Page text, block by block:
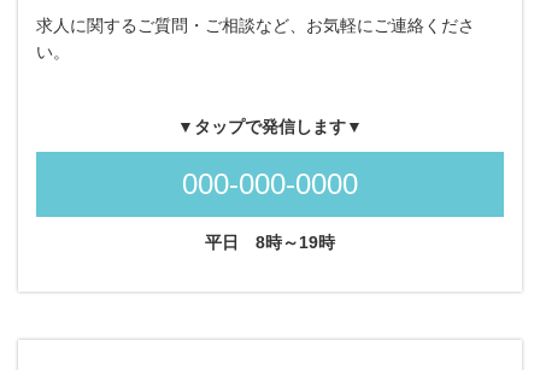
求人に関するご質問・ご相談など、お気軽にご連絡くださ
い。
▼タップで発信します▼
000-000-0000
平日 8時～19時